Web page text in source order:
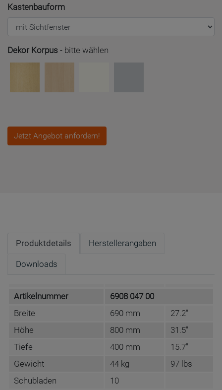
Kastenbauform
Dekor Korpus - bitte wählen
Jetzt Angebot anfordern!
Produktdetails Herstellerangaben
Downloads
Artikelnummer
6908 047 00
Breite
690 mm
27.2"
Höhe
800 mm
31.5"
Tiefe
400 mm
15.7"
Gewicht
44 kg
97 lbs
Schubladen
10